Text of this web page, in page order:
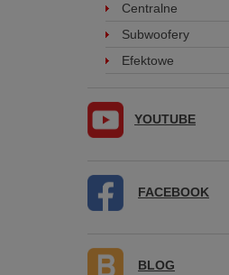
Centralne
Subwoofery
Efektowe
YOUTUBE
FACEBOOK
BLOG